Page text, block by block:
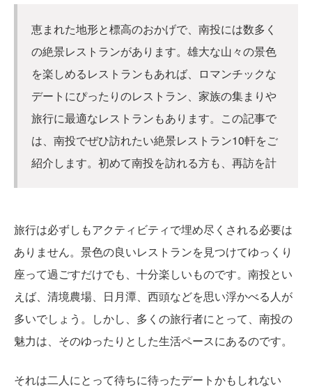
恵まれた地形と標高のおかげで、南投には数多く
の絶景レストランがあります。雄大な山々の景色
を楽しめるレストランもあれば、ロマンチックな
デートにぴったりのレストラン、家族の集まりや
旅行に最適なレストランもあります。この記事で
は、南投でぜひ訪れたい絶景レストラン10軒をご
紹介します。初めて南投を訪れる方も、再訪を計
旅行は必ずしもアクティビティで埋め尽くされる必要は
ありません。景色の良いレストランを見つけてゆっくり
座って過ごすだけでも、十分楽しいものです。南投とい
えば、清境農場、日月潭、西頭などを思い浮かべる人が
多いでしょう。しかし、多くの旅行者にとって、南投の
魅力は、そのゆったりとした生活ペースにあるのです。
それは二人にとって待ちに待ったデートかもしれない